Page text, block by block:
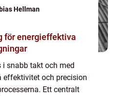
Hellman
för energieffektiva
snabb takt och med
effektivitet och precision
Ett centralt